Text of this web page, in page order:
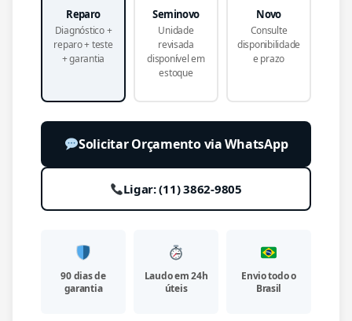
Reparo
Diagnóstico +
reparo + teste
+ garantia
Seminovo
Unidade
revisada
disponível em
estoque
Novo
Consulte
disponibilidade
e prazo
Solicitar Orçamento via WhatsApp
Ligar: (11) 3862-9805
90 dias de
garantia
Laudo em 24h
úteis
Envio todo o
Brasil